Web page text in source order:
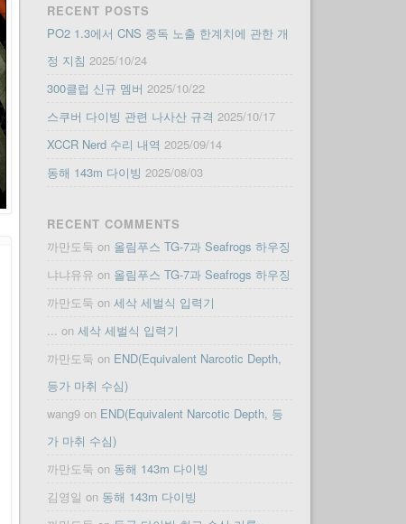
RECENT POSTS
PO2 1.3에서 CNS 중독 노출 한계치에 관한 개
정 지침 2025/10/24
300클럽 신규 멤버 2025/10/22
스쿠버 다이빙 관련 나사산 규격 2025/10/17
XCCR Nerd 수리 내역 2025/09/14
동해 143m 다이빙 2025/08/03
RECENT COMMENTS
까만도둑 on 올림푸스 TG-7과 Seafrogs 하우징
냐냐유유 on 올림푸스 TG-7과 Seafrogs 하우징
까만도둑 on 세삭 세벌식 입력기
... on 세삭 세벌식 입력기
까만도둑 on END(Equivalent Narcotic Depth,
등가 마취 수심)
wang9on END(Equivalent Narcotic Depth, 등
가 마취 수심)
까만도둑 on 동해 143m 다이빙
김영일 on 동해 143m 다이빙